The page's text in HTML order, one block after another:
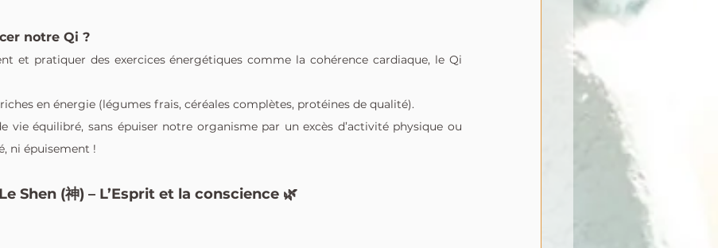
notre Qi ?
et pratiquer des exercices énergétiques comme la cohérence cardiaque, le Qi
en énergie (légumes frais, céréales complètes, protéines de qualité).
vie équilibré, sans épuiser notre organisme par un excès d’activité physique ou
ni épuisement !
Shen (神) – L’Esprit et la conscience 🌿